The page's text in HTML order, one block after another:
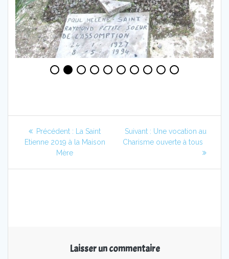
Navigation
l’article
Précédent : Article
précédent
La Saint
Etienne 2019 à la Maison
Mère
Suivant : Article
suivant
Une vocation au
Charisme ouverte à tous
Laisser un commentaire